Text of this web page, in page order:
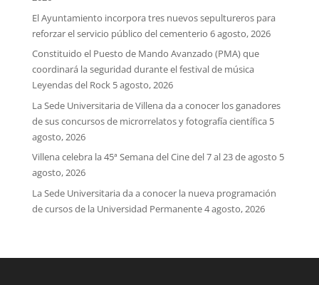
El Ayuntamiento incorpora tres nuevos sepultureros para
reforzar el servicio público del cementerio 6 agosto, 2026
Constituido el Puesto de Mando Avanzado (PMA) que
coordinará la seguridad durante el festival de música
Leyendas del Rock 5 agosto, 2026
La Sede Universitaria de Villena da a conocer los ganadores
de sus concursos de microrrelatos y fotografía científica 5
agosto, 2026
Villena celebra la 45ª Semana del Cine del 7 al 23 de agosto 5
agosto, 2026
La Sede Universitaria da a conocer la nueva programación
de cursos de la Universidad Permanente4 agosto, 2026